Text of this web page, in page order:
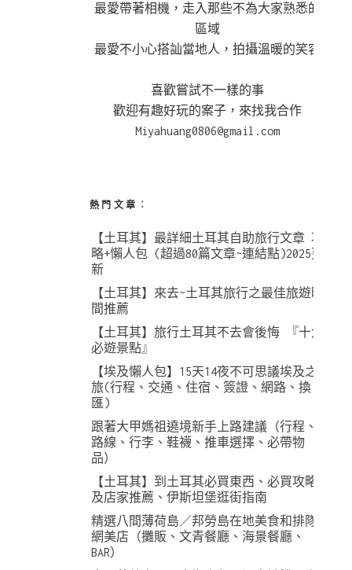
最愛帶著相機，走入那些不為大家熟悉的
區域
最愛不小心搭訕當地人，拍攝溫暖的笑容
喜歡嘗試不一樣的事
歡迎有趣好玩的案子，來找我合作
Miyahuang0806@gmail.com
熱門文章︰
【土耳其】最詳細土耳其自助旅行文章 攻
略+懶人包 (超過80篇文章~連結點)2025更
新
【土耳其】來去~土耳其旅行之最佳旅遊時
間推薦
【土耳其】旅行土耳其不去會後悔 『十大
必遊景點』
【埃及懶人包】15天14夜不可思議埃及之
旅(行程、交通、住宿、簽證、網路、換
匯)
跟著大甲媽祖遶境新手上路建議（行程、
路線、行李、鞋襪、推車選擇、必帶物
品）
【土耳其】到土耳其必買東西、必買攻略
及店家推薦、伊斯坦堡逛街指南
精選八間薄荷島／邦勞島在地美食和排隊
網美店（攤販、文青餐廳、海景餐廳、
BAR）